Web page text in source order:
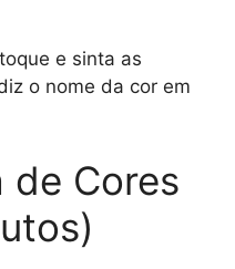
e sinta as
o nome da cor em
de Cores